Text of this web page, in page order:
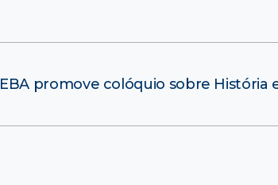
EBA promove colóquio sobre História